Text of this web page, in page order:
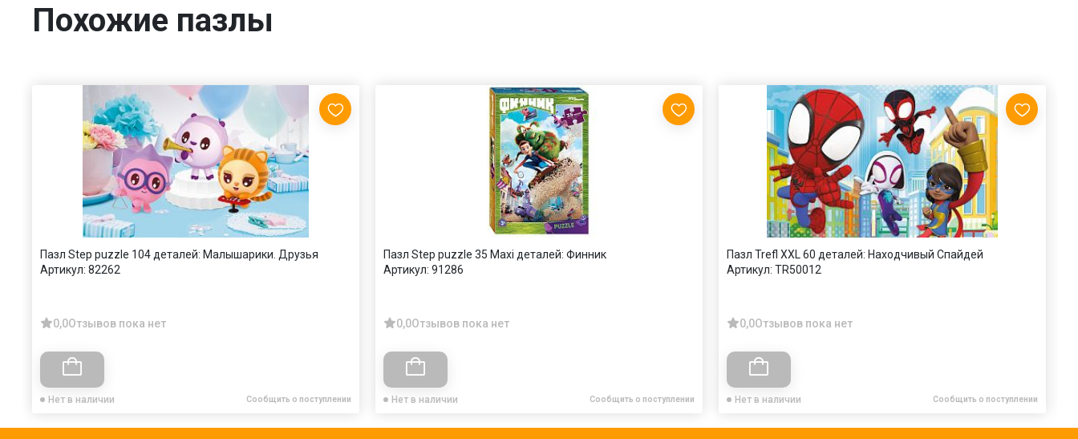
Похожие пазлы
Пазл Step puzzle 104 деталей: Малышарики. Друзья
Артикул: 82262
0,0Отзывов пока нет
Нет в наличии Сообщить о поступлении
Пазл Step puzzle 35 Maxi деталей: Финник
Артикул: 91286
0,0Отзывов пока нет
Нет в наличии Сообщить о поступлении
Пазл Trefl XXL 60 деталей: Находчивый Спайдей
Артикул: TR50012
0,0Отзывов пока нет
Нет в наличии Сообщить о поступлении